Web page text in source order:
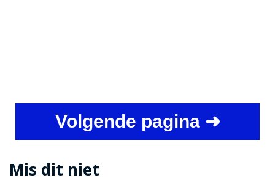
Volgende pagina ➜
Mis dit niet